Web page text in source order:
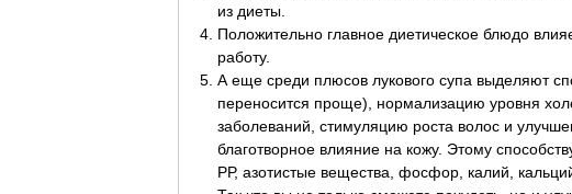
из диеты.
Положительно главное диетическое блюдо
работу.
А еще среди плюсов лукового супа выделяют
переносится проще), нормализацию уровня
заболеваний, стимуляцию роста волос и
благотворное влияние на кожу. Этому
РР, азотистые вещества, фосфор, калий,